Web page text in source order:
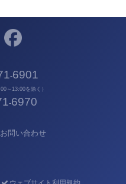
-6901
～13:00を除く）
-6970
問い合わせ